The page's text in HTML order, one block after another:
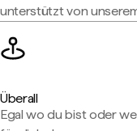
unterstützt von
Überall
Egal wo du bist oder